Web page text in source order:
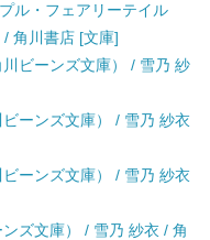
ル・フェアリーテイル
角川書店 [文庫]
ビーンズ文庫） / 雪乃 紗
ーンズ文庫） / 雪乃 紗衣
ーンズ文庫） / 雪乃 紗衣
ズ文庫） / 雪乃 紗衣 / 角